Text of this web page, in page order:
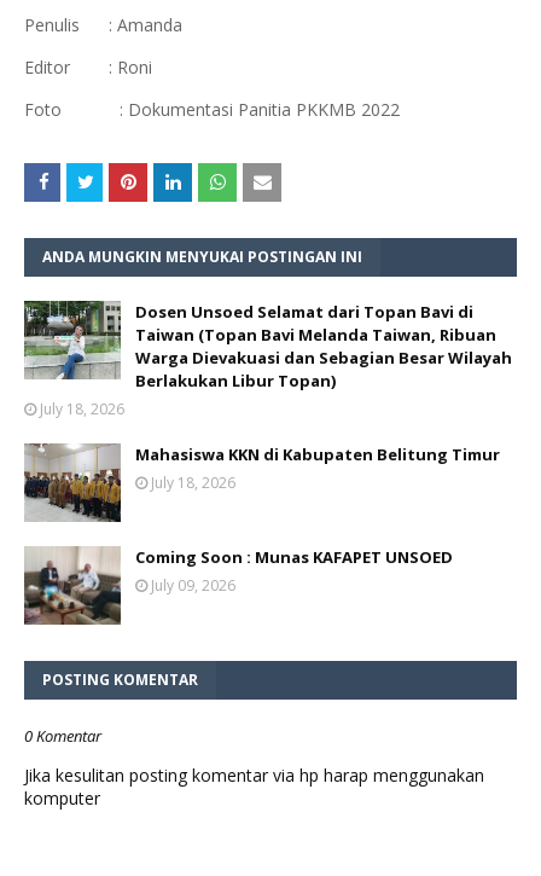
Penulis : Amanda
Editor : Roni
Foto : Dokumentasi Panitia PKKMB 2022
ANDA MUNGKIN MENYUKAI POSTINGAN INI
Dosen Unsoed Selamat dari Topan Bavi di
Taiwan (Topan Bavi Melanda Taiwan, Ribuan
Warga Dievakuasi dan Sebagian Besar Wilayah
Berlakukan Libur Topan)
July 18, 2026
Mahasiswa KKN di Kabupaten Belitung Timur
July 18, 2026
Coming Soon : Munas KAFAPET UNSOED
July 09, 2026
POSTING KOMENTAR
0 Komentar
Jika kesulitan posting komentar via hp harap menggunakan
komputer